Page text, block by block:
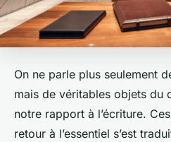
On ne parle plus seulement
mais de véritables objets du
notre rapport à l’écriture.
retour à l’essentiel s’est